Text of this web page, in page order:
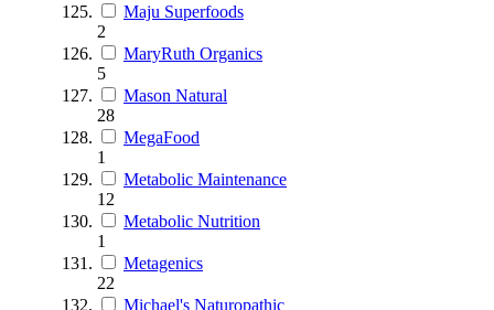
Maju Superfoods
2
MaryRuth Organics
5
Mason Natural
28
MegaFood
1
Metabolic Maintenance
12
Metabolic Nutrition
1
Metagenics
22
Michael's Naturopathic